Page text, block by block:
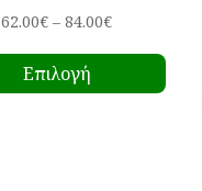
62.00€ – 84.00€Price
range:
Επιλογή
Αυτό